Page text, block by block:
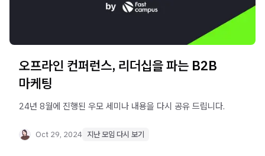
오프라인 컨퍼런스, 리더십을 파는 B2B
마케팅
24년 8월에 진행된 우모 세미나 내용을 다시 공유 드립니다.
Oct 29, 2024 지난 모임 다시 보기